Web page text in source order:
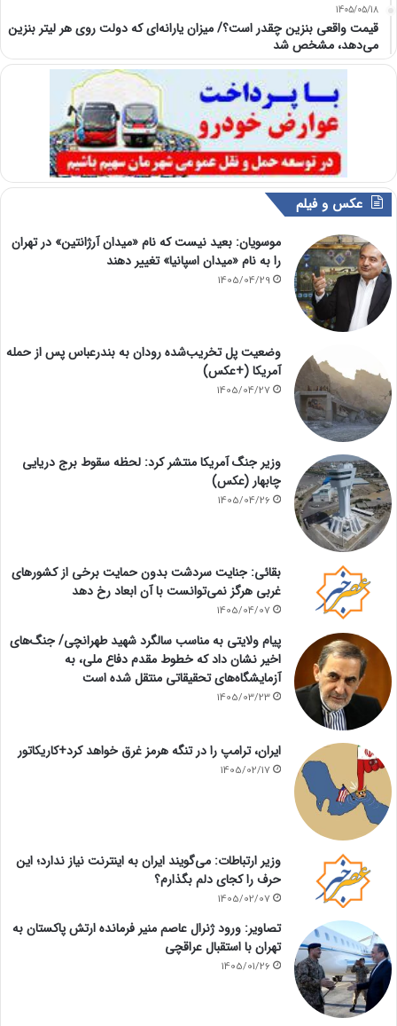
1405/05/18
قیمت واقعی بنزین چقدر است؟/ میزان یارانه‌ای که دولت روی هر لیتر بنزین
می‌دهد، مشخص شد
عکس و فیلم
موسویان: بعید نیست که نام «میدان آرژانتین» در تهران
را به نام «میدان اسپانیا» تغییر دهند
1405/04/29
وضعیت پل تخریب‌شده رودان به بندرعباس پس از حمله
آمریکا (+عکس)
1405/04/27
وزیر جنگ آمریکا منتشر کرد: لحظه سقوط برج دریایی
چابهار (عکس)
1405/04/26
بقائی: جنایت سردشت بدون حمایت برخی از کشورهای
غربی هرگز نمی‌توانست با آن ابعاد رخ دهد
1405/04/07
پیام ولایتی به مناسب سالگرد شهید طهرانچی/ جنگ‌های
اخیر نشان داد که خطوط مقدم دفاع ملی، به
آزمایشگاه‌های تحقیقاتی منتقل شده است
1405/03/23
ایران، ترامپ را در تنگه هرمز غرق خواهد کرد+کاریکاتور
1405/02/17
وزیر ارتباطات: می‌گویند ایران به اینترنت نیاز ندارد؛ این
حرف را کجای دلم بگذارم؟
1405/02/07
تصاویر: ورود ژنرال عاصم منیر فرمانده ارتش پاکستان به
تهران با استقبال عراقچی
1405/01/26